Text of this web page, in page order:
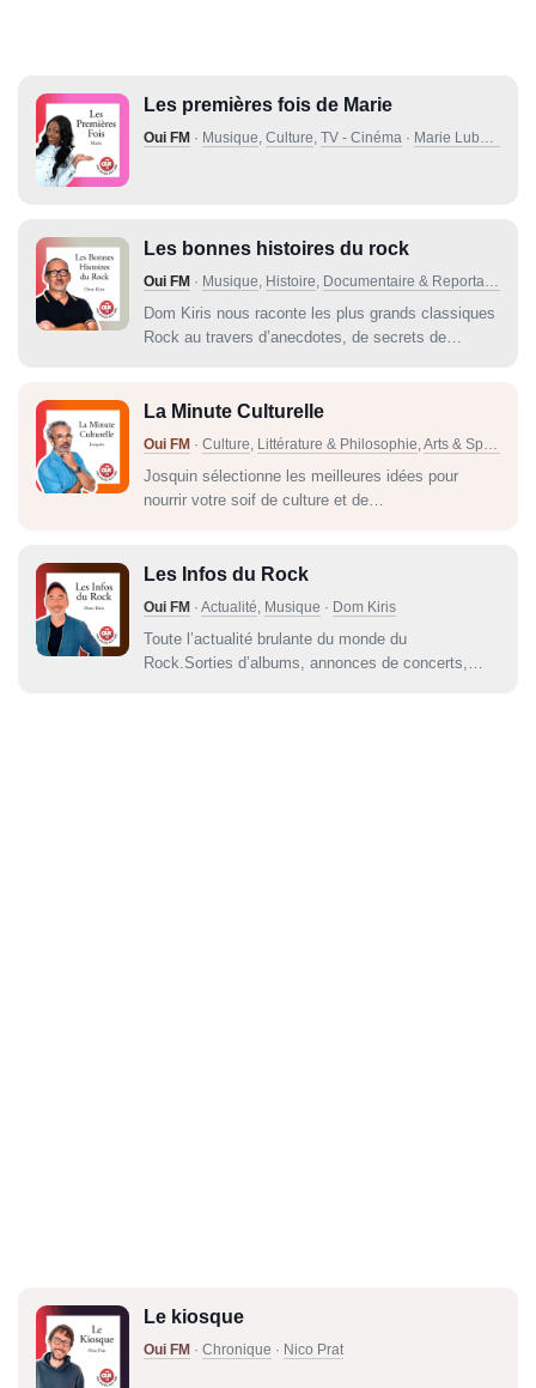
Les premières fois de Marie
Oui FM · Musique, Culture, TV - Cinéma · Marie Lubayalesa
Les bonnes histoires du rock
Oui FM · Musique, Histoire, Documentaire & Reportage
Dom Kiris nous raconte les plus grands classiques
Rock au travers d’anecdotes, de secrets de
La Minute Culturelle
Oui FM · Culture, Littérature & Philosophie,Arts & Spectacles
Josquin sélectionne les meilleures idées pour
nourrir votre soif de culture et de
Les Infos du Rock
Oui FM · Actualité, Musique · Dom Kiris
Toute l’actualité brulante du monde du
Rock.Sorties d’albums, annonces de concerts,
Le kiosque
Oui FM · Chronique · Nico Prat